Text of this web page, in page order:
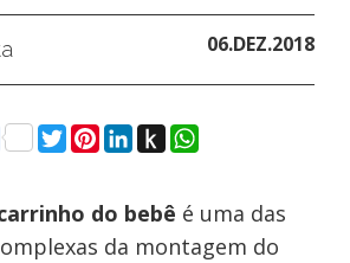
06.DEZ.2018
Facebook
Twitter
Pinterest
LinkedIn
Push
to
WhatsApp
do bebê é uma das
da montagem do